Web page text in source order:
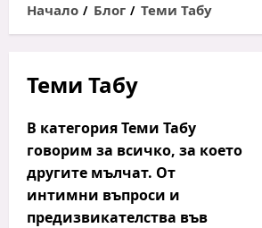
Начало
Блог Теми Табу
Теми Табу
В категорияТеми Табу
говорим за всичко, за което
другите мълчат. От
интимни въпроси и
предизвикателства във